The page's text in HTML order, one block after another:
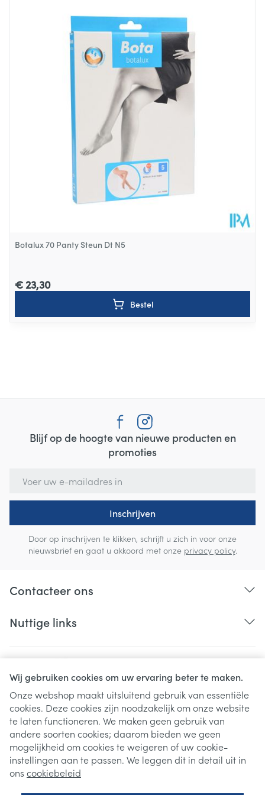
Wij gebruiken cookies om uw ervaring beter te maken.
Onze webshop maakt uitsluitend gebruik van essentiële
cookies. Deze cookies zijn noodzakelijk om onze website
te laten functioneren. We maken geen gebruik van
andere soorten cookies; daarom bieden we geen
mogelijkheid om cookies te weigeren of uw cookie-
instellingen aan te passen. We leggen dit in detail uit in
ons cookiebeleid
211 mm
28 mm
Kamertemperatuur (15°C - 25°C)
Botalux 70 Panty Steun Dt N5
€ 23,30
Bestel
Blijf op de hoogte van nieuwe producten en
promoties
Inschrijven
Door op inschrijven te klikken, schrijft u zich in voor onze
nieuwsbrief en gaat u akkoord met onze privacy policy.
Contacteer ons
Nuttige links
Juridische links